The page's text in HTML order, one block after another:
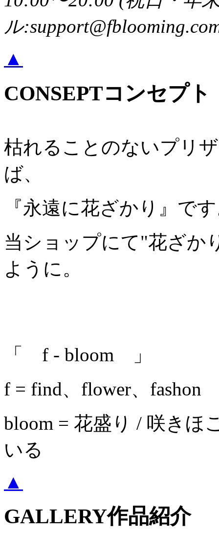
ル
▲
CONSEPTコンセプト
枯れることのないプリ
ば、
『永遠に花ざかり』で
当ショップにて"花ざか
ように。
「 f - bloom 」
f = find、flower、fashon
bloom = 花盛り / 咲きほ
いる
▲
GALLERY作品紹介